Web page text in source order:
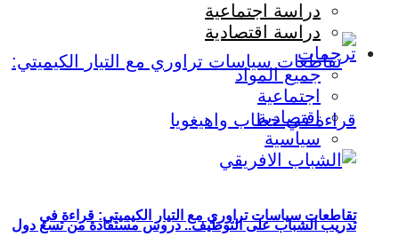
تقاطعات سياسات تراوري مع التيار الكيميتي: قراءة في
دراسة اجتماعية
دراسة اقتصادية
ترجمات
جميع المواد
اجتماعية
اقتصادية
سياسية
تدريب الشباب على التوظيف.. دروس مستفادة من تسع دول